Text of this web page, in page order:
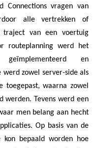
Connections vragen van
alle vertrekken of
van een voertuig
routeplanning werd het
en
zowel server-side als
toegepast, waarna zowel
werden. Tevens werd een
men belang aan hecht
Op basis van de
kon bepaald worden hoe